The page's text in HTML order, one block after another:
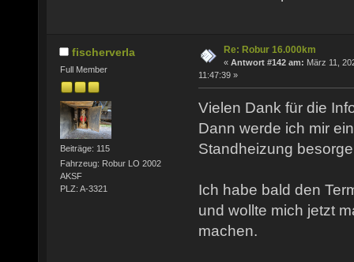
fischerverla
Full Member
Beiträge: 115
Fahrzeug: Robur LO 2002
AKSF
PLZ: A-3321
Re: Robur 16.000km
« Antwort #142 am: März 11,
11:47:39 »
Vielen Dank für die
Dann werde ich mir
Standheizung
Ich habe bald den
und wollte mich jetzt
machen.